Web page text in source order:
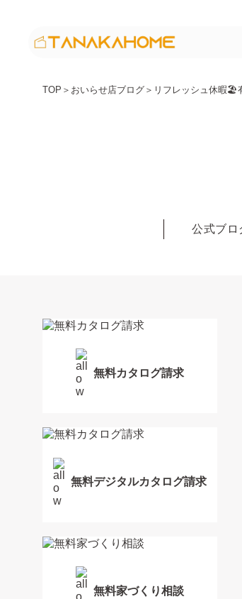
TOP ＞ おいらせ店ブログ ＞ リフレッシュ休暇🏖
公式ブロ
無料カタログ請求
無料デジタルカタログ請求
無料家づくり相談